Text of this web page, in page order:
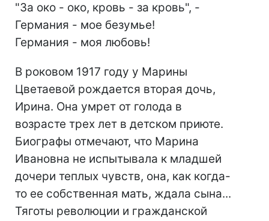
"За око - око, кровь - за кровь", -
Германия - мое безумье!
Германия - моя любовь!
В роковом 1917 году у Марины
Цветаевой рождается вторая дочь,
Ирина. Она умрет от голода в
возрасте трех лет в детском приюте.
Биографы отмечают, что Марина
Ивановна не испытывала к младшей
дочери теплых чувств, она, как когда-
то ее собственная мать, ждала сына...
Тяготы революции и гражданской